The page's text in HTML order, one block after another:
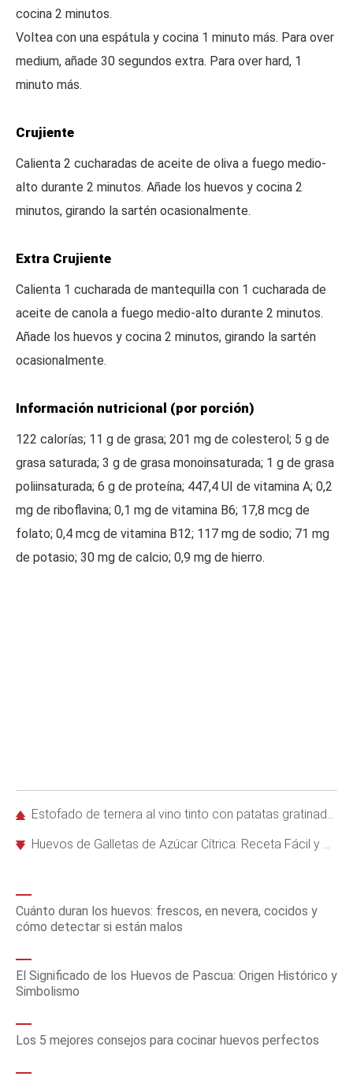
cocina 2 minutos.
Voltea con una espátula y cocina 1 minuto más. Para over
medium, añade 30 segundos extra. Para over hard, 1
minuto más.
Crujiente
Calienta 2 cucharadas de aceite de oliva a fuego medio-
alto durante 2 minutos. Añade los huevos y cocina 2
minutos, girando la sartén ocasionalmente.
Extra Crujiente
Calienta 1 cucharada de mantequilla con 1 cucharada de
aceite de canola a fuego medio-alto durante 2 minutos.
Añade los huevos y cocina 2 minutos, girando la sartén
ocasionalmente.
Información nutricional (por porción)
122 calorías; 11 g de grasa; 201 mg de colesterol; 5 g de
grasa saturada; 3 g de grasa monoinsaturada; 1 g de grasa
poliinsaturada; 6 g de proteína; 447,4 UI de vitamina A; 0,2
mg de riboflavina; 0,1 mg de vitamina B6; 17,8 mcg de
folato; 0,4 mcg de vitamina B12; 117 mg de sodio; 71 mg
de potasio; 30 mg de calcio; 0,9 mg de hierro.
Estofado de ternera al vino tinto con patatas gratinadas al queso: receta reconfortante
Huevos de Galletas de Azúcar Cítrica: Receta Fácil y Deliciosa para Pascua
Cuánto duran los huevos: frescos, en nevera, cocidos y
cómo detectar si están malos
El Significado de los Huevos de Pascua: Origen Histórico y
Simbolismo
Los 5 mejores consejos para cocinar huevos perfectos